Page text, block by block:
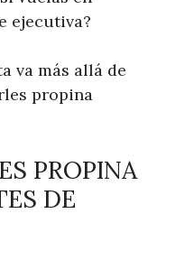
ejecutiva?
va más allá de
propina
PROPINA
DE